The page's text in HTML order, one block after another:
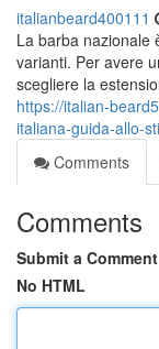
italianbeard400111
La barba nazionale
varianti. Per avere
scegliere la
https://italian-
italiana-guida-allo-
Comments
Comments
Submit a Comment
No HTML